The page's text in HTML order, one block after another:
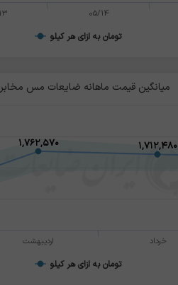
تومان به ازای هر کیلو
05/14
میانگین قیمت ماهانه ضایعات مس
۱,۷۶۲,۵۷۰
۱,۷۶۲,۵۷۰ ۱,۷۱۲,۴۸۰
۱,۷۱۲,۴۸۰
تومان به ازای هر کیلو
اردیبهشت خرداد